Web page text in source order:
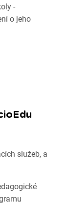
-
o jeho
služeb, a